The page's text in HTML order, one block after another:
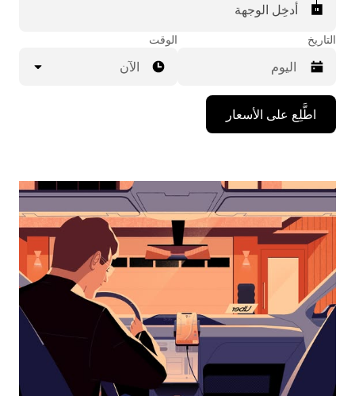
أدخِل الوجهة
التاريخ
اضغط
على
مفتاح
للأسفل
لاستخدام
التقويم
التاريخ.
اضغط
على
زر
الخروج
لإغلاق
التقويم.
الوقت
الآن
اطَّلِع على الأسعار